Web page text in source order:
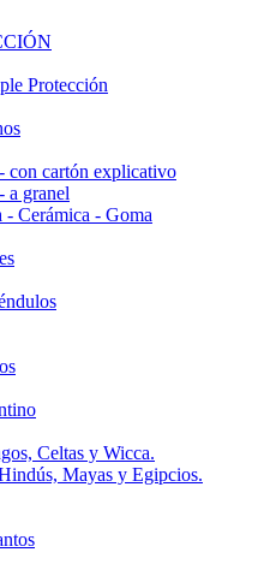
Protección
con cartón explicativo
a granel
- Cerámica - Goma
Celtas y Wicca.
Mayas y Egipcios.